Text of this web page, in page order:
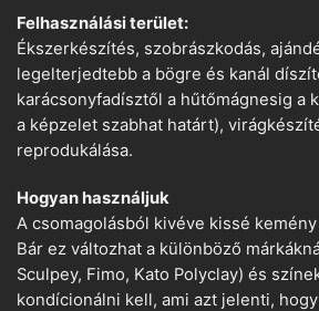
Felhasználási terület:
Ékszerkészítés, szobrászkodás,
legelterjedtebb a bögre és kanál
karácsonyfadísztől a hűtőmágnesig a
a képzelet szabhat határt),
reprodukálása.
Hogyan használjuk
A csomagolásból kivéve kissé
Bár ez változhat a különböző
Sculpey, Fimo, Kato Polyclay) és
kondícionálni kell, ami azt jelenti,